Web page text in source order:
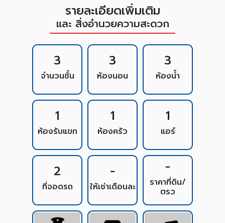
รายละเอียดเพิ่มเติม
และ สิ่งอำนวยความสะดวก
3
จำนวนชั้น
3
ห้องนอน
3
ห้องน้ำ
1
ห้องรับแขก
1
ห้องครัว
1
แอร์
2
ที่จอดรถ
-
ให้เช่าเดือนละ
-
ราคาที่ดิน/
ตรว